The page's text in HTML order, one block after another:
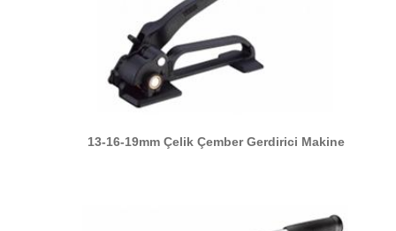
13-16-19mm Çelik Çember Gerdirici Makine